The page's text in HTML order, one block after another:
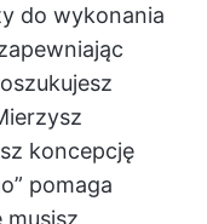
do wykonania
koncepcję
pomaga
musisz